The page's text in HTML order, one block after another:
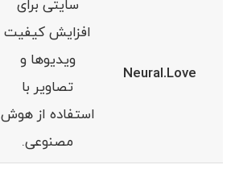
Neural.Love
سایتی برای
افزایش کیفیت
ویدیوها و
تصاویر با
استفاده از هوش
مصنوعی.